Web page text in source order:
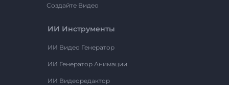
Создайте Видео
ИИ Инструменты
ИИ Видео Генератор
ИИ Генератор Анимации
ИИ Видеоредактор